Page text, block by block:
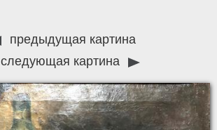
предыдущая картина
следующая картина